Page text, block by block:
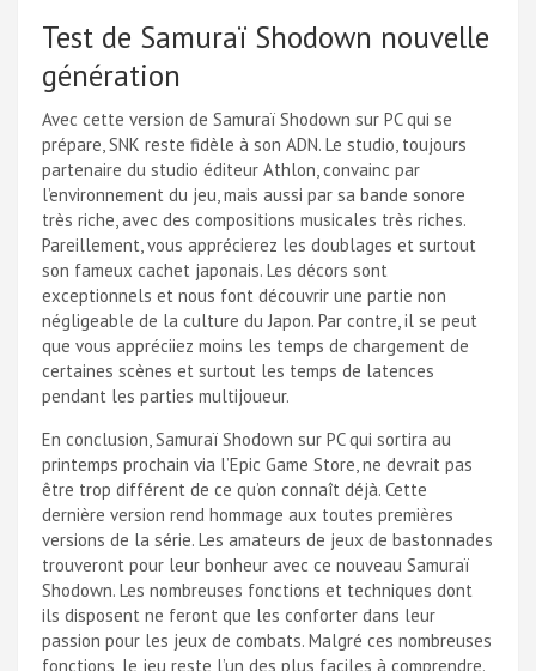
Test de Samuraï Shodown nouvelle
génération
Avec cette version de Samuraï Shodown sur PC qui se
prépare, SNK reste fidèle à son ADN. Le studio, toujours
partenaire du studio éditeur Athlon, convainc par
l’environnement du jeu, mais aussi par sa bande sonore
très riche, avec des compositions musicales très riches.
Pareillement, vous apprécierez les doublages et surtout
son fameux cachet japonais. Les décors sont
exceptionnels et nous font découvrir une partie non
négligeable de la culture du Japon. Par contre, il se peut
que vous appréciiez moins les temps de chargement de
certaines scènes et surtout les temps de latences
pendant les parties multijoueur.
En conclusion, Samuraï Shodown sur PC qui sortira au
printemps prochain via l’Epic Game Store, ne devrait pas
être trop différent de ce qu’on connaît déjà. Cette
dernière version rend hommage aux toutes premières
versions de la série. Les amateurs de jeux de bastonnades
trouveront pour leur bonheur avec ce nouveau Samuraï
Shodown. Les nombreuses fonctions et techniques dont
ils disposent ne feront que les conforter dans leur
passion pour les jeux de combats. Malgré ces nombreuses
fonctions, le jeu reste l’un des plus faciles à comprendre.